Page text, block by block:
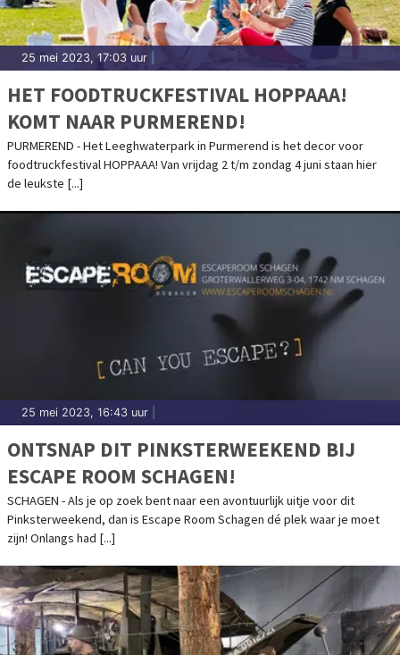
25 mei 2023, 17:03 uur
HET FOODTRUCKFESTIVAL HOPPAAA!
KOMT NAAR PURMEREND!
PURMEREND - Het Leeghwaterpark in Purmerend is het decor voor
foodtruckfestival HOPPAAA! Van vrijdag 2 t/m zondag 4 juni staan hier
de leukste [...]
25 mei 2023, 16:43 uur
ONTSNAP DIT PINKSTERWEEKEND BIJ
ESCAPE ROOM SCHAGEN!
SCHAGEN - Als je op zoek bent naar een avontuurlijk uitje voor dit
Pinksterweekend, dan is Escape Room Schagen dé plek waar je moet
zijn! Onlangs had [...]